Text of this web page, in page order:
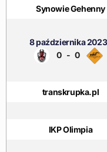
Synowie Gehenny
8 października 2023
0 - 0
transkrupka.pl
IKP Olimpia